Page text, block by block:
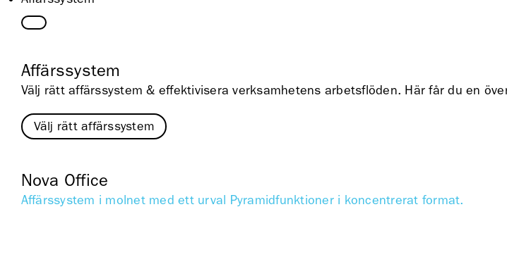
Affärssystem
Välj rätt affärssystem & effektivisera verksamhetens arbetsflöden. Här får du en
Välj rätt affärssystem
Nova Office
Affärssystem i molnet med ett urval Pyramidfunktioner i koncentrerat format.